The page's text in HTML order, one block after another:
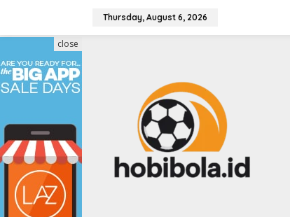
Thursday, August 6, 2026
close